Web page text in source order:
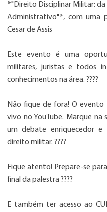
*"Direito Disciplinar Militar: da
Administrativo"*, com uma
Cesar de Assis
Este evento é uma
militares, juristas e todos
conhecimentos na área. ????
Não fique de fora! O
vivo no YouTube. Marque na
um debate enriquecedor
direito militar. ????
Fique atento! Prepare-se
final da palestra ????
E também ter acesso ao